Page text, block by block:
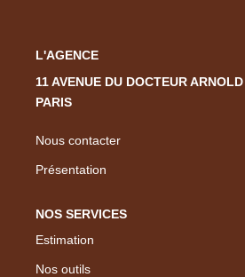
L'AGENCE
11 AVENUE DU DOCTEUR
PARIS
Nous contacter
Présentation
NOS SERVICES
Estimation
Nos outils